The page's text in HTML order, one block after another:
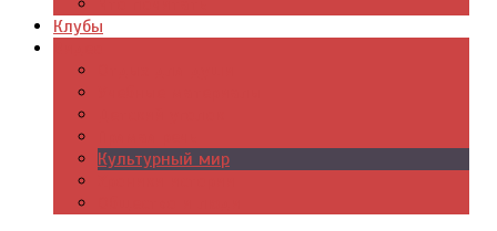
Клубы
Культурный мир